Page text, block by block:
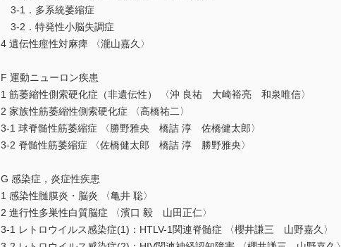
3-1．多系統萎縮症
3-2．特発性小脳失調症
4 遺伝性痙性対麻痺 〈瀧山嘉久〉
F 運動ニューロン疾患
1 筋萎縮性側索硬化症（非遺伝性） 〈沖 良祐 大崎裕亮 和泉唯信〉
2 家族性筋萎縮性側索硬化症 〈高橋祐二〉
3-1 球脊髄性筋萎縮症 〈勝野雅央 橋詰 淳 佐橋健太郎〉
3-2 脊髄性筋萎縮症 〈佐橋健太郎 橋詰 淳 勝野雅央〉
G 感染症，炎症性疾患
1 感染性髄膜炎・脳炎 〈亀井 聡〉
2 進行性多巣性白質脳症 〈濱口 毅 山田正仁〉
3-1 レトロウイルス感染症(1)：HTLV-1関連脊髄症 〈櫻井謙三 山野嘉久〉